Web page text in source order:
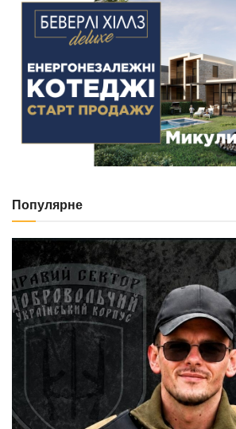
Популярне